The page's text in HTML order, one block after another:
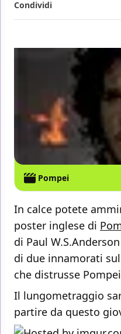
Condividi
Pompei
In calce potete
poster inglese di
di Paul
di due innamorati
che distrusse
Il lungometraggio
partire da questo